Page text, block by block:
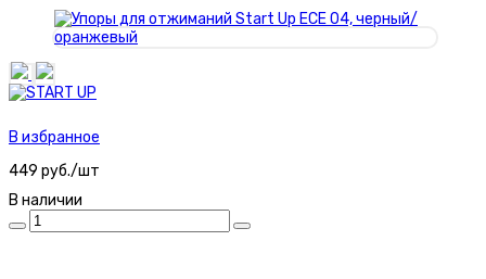
В избранное
449 руб./шт
В наличии